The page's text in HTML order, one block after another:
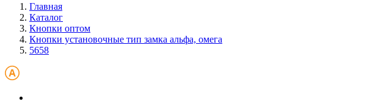
Главная
Каталог
Кнопки оптом
Кнопки установочные тип замка альфа, омега
5658